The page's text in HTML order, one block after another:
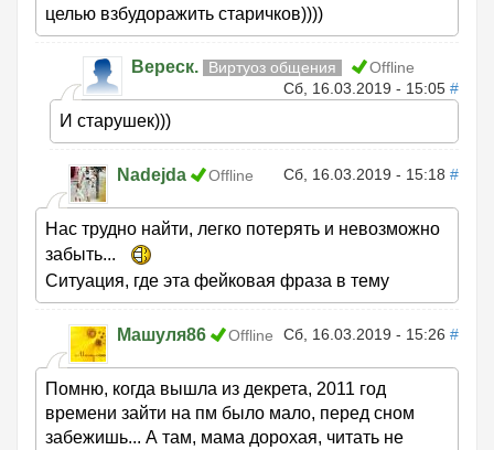
целью взбудоражить старичков))))
Вереск. Виртуоз общения
Offline
Сб, 16.03.2019 - 15:05 #
И старушек)))
Nadejda Offline Сб, 16.03.2019 - 15:18 #
Нас трудно найти, легко потерять и невозможно
забыть...
Ситуация, где эта фейковая фраза в тему
Машуля86 Offline Сб, 16.03.2019 - 15:26 #
Помню, когда вышла из декрета, 2011 год
времени зайти на пм было мало, перед сном
забежишь... А там, мама дорохая, читать не